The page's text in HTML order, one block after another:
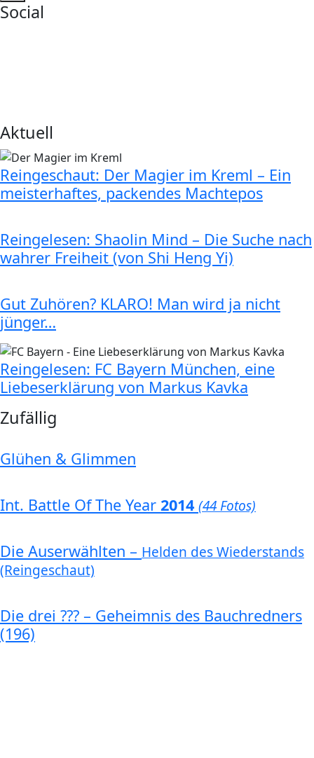
Social
Aktuell
Reingeschaut: Der Magier im Kreml – Ein
meisterhaftes, packendes Machtepos
Reingelesen: Shaolin Mind – Die Suche nach
wahrer Freiheit (von Shi Heng Yi)
Gut Zuhören? KLARO! Man wird ja nicht
jünger…
Reingelesen: FC Bayern München, eine
Liebeserklärung von Markus Kavka
Zufällig
Glühen & Glimmen
Int. Battle Of The Year 2014 (44 Fotos)
Die Auserwählten – Helden des Wiederstands
(Reingeschaut)
Die drei ??? – Geheimnis des Bauchredners
(196)